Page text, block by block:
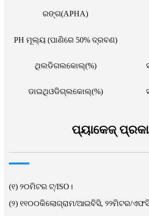
ରଙ୍ଗ(APHA)
PH ମୂଲ୍ୟ (ପାଣିରେ 50% ଦ୍ରବଣ)
ଥିଲଡିଗଲକୋଲ୍(%)
ଡାଇଥିଓଡିଗ୍ଲକୋଲ୍(%)
ପ୍ୟାକେଜ୍
(୧) ୨୦ମିଟର ଟ୍/ISO।
(୨) ୧୧୦୦କିଲୋଗ୍ରାମ/ଆଇବିସି, ୨୨ମିଟର/